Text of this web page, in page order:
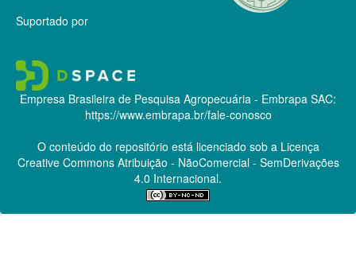
Suportado por
Empresa Brasileira de Pesquisa Agropecuária - Embrapa SAC:
https://www.embrapa.br/fale-conosco
O conteúdo do repositório está licenciado sob a Licença
Creative CommonsAtribuição - NãoComercial - SemDerivações
4.0 Internacional.